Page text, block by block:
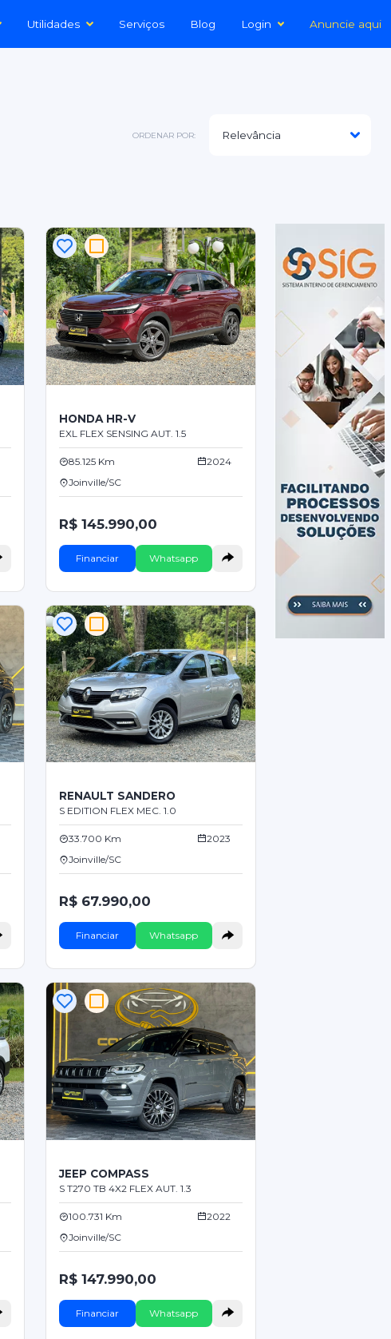
Utilidades Serviços Blog Login Anuncie aqui
ORDENAR POR:
HONDA HR-V
EXL FLEX SENSING AUT. 1.5
85.125 Km
2024
Joinville/SC
R$ 145.990,00
Financiar Whatsapp
RENAULT SANDERO
S EDITION FLEX MEC. 1.0
33.700 Km
2023
Joinville/SC
R$ 67.990,00
Financiar Whatsapp
JEEP COMPASS
S T270 TB 4X2 FLEX AUT. 1.3
100.731 Km
2022
Joinville/SC
R$ 147.990,00
Financiar Whatsapp